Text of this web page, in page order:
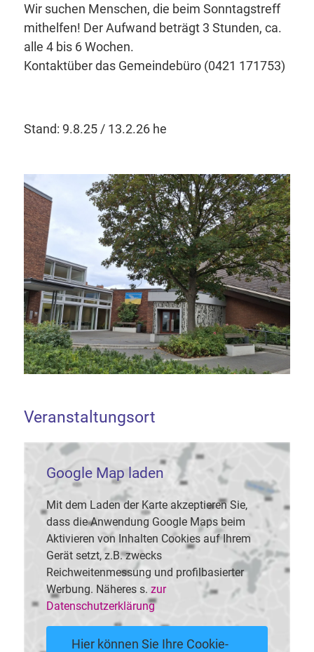
Wir suchen Menschen, die beim Sonntagstreff
mithelfen! Der Aufwand beträgt 3 Stunden, ca.
alle 4 bis 6 Wochen.
Kontaktüber das Gemeindebüro (0421 171753)
Stand: 9.8.25 / 13.2.26 he
Veranstaltungsort
Google Map laden
Mit dem Laden der Karte akzeptieren Sie,
dass die Anwendung Google Maps beim
Aktivieren von Inhalten Cookies auf Ihrem
Gerät setzt, z.B. zwecks
Reichweitenmessung und profilbasierter
Werbung. Näheres s. zur
Datenschutzerklärung
Hier können Sie Ihre Cookie-